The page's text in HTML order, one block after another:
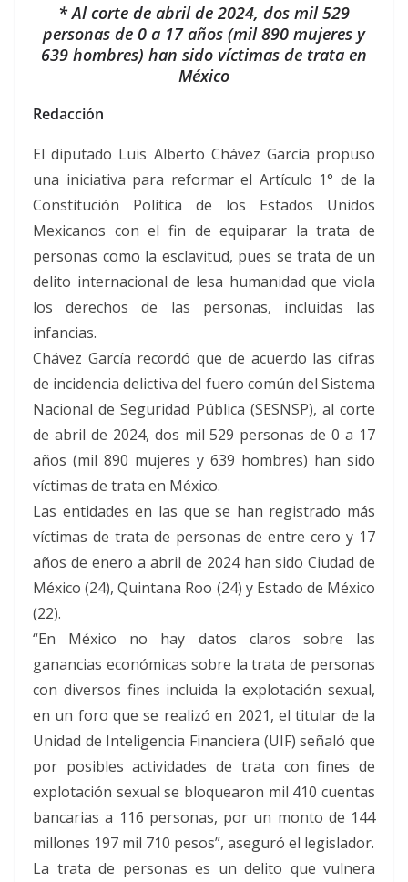
* Al corte de abril de 2024, dos mil 529
personas de 0 a 17 años (mil 890 mujeres y
639 hombres) han sido víctimas de trata en
México
Redacción
El diputado Luis Alberto Chávez García propuso
una iniciativa para reformar el Artículo 1° de la
Constitución Política de los Estados Unidos
Mexicanos con el fin de equiparar la trata de
personas como la esclavitud, pues se trata de un
delito internacional de lesa humanidad que viola
los derechos de las personas, incluidas las
infancias.
Chávez García recordó que de acuerdo las cifras
de incidencia delictiva del fuero común del Sistema
Nacional de Seguridad Pública (SESNSP), al corte
de abril de 2024, dos mil 529 personas de 0 a 17
años (mil 890 mujeres y 639 hombres) han sido
víctimas de trata en México.
Las entidades en las que se han registrado más
víctimas de trata de personas de entre cero y 17
años de enero a abril de 2024 han sido Ciudad de
México (24), Quintana Roo (24) y Estado de México
(22).
“En México no hay datos claros sobre las
ganancias económicas sobre la trata de personas
con diversos fines incluida la explotación sexual,
en un foro que se realizó en 2021, el titular de la
Unidad de Inteligencia Financiera (UIF) señaló que
por posibles actividades de trata con fines de
explotación sexual se bloquearon mil 410 cuentas
bancarias a 116 personas, por un monto de 144
millones 197 mil 710 pesos”, aseguró el legislador.
La trata de personas es un delito que vulnera